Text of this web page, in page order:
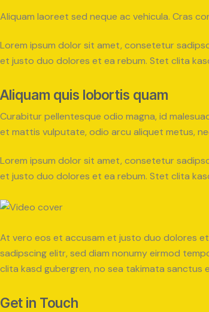
Aliquam laoreet sed neque ac vehicula. Cras
Lorem ipsum dolor sit amet, consetetur
et justo duo dolores et ea rebum. Stet clita
Aliquam quis lobortis quam
Curabitur pellentesque odio magna, id
et mattis vulputate, odio arcu aliquet metus,
Lorem ipsum dolor sit amet, consetetur
et justo duo dolores et ea rebum. Stet clita
At vero eos et accusam et justo duo dolores
sadipscing elitr, sed diam nonumy eirmod
clita kasd gubergren, no sea takimata sanctus
Get in Touch